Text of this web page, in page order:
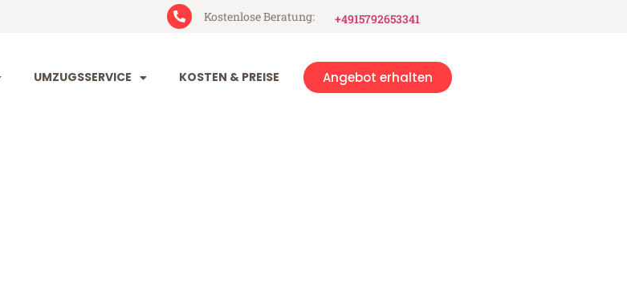
Kostenlose Beratung: +4915792653341
UMZUGSSERVICE KOSTEN & PREISE Angebot erhalten